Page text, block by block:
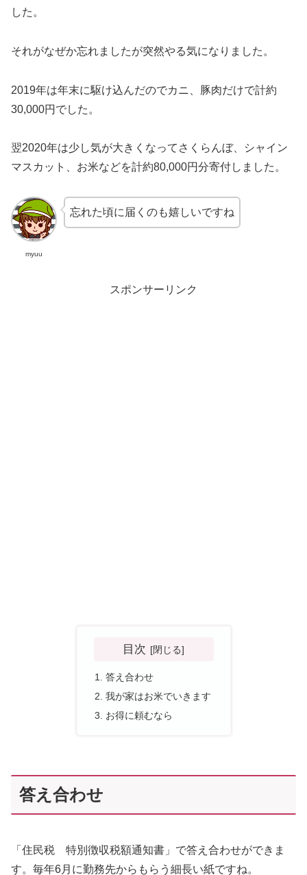
した。
それがなぜか忘れましたが突然やる気になりました。
2019年は年末に駆け込んだのでカニ、豚肉だけで計約
30,000円でした。
翌2020年は少し気が大きくなってさくらんぼ、シャイン
マスカット、お米などを計約80,000円分寄付しました。
myuu
忘れた頃に届くのも嬉しいですね
スポンサーリンク
目次
答え合わせ
我が家はお米でいきます
お得に頼むなら
答え合わせ
「住民税 特別徴収税額通知書」で答え合わせができま
す。毎年6月に勤務先からもらう細長い紙ですね。